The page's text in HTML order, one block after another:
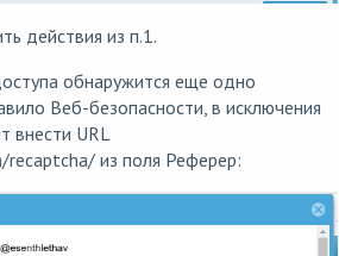
действия из п.1.
обнаружится еще одно
Веб-безопасности, в исключения
внести URL
из поля Реферер: